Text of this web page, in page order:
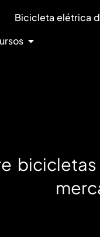
Bicicleta elétrica